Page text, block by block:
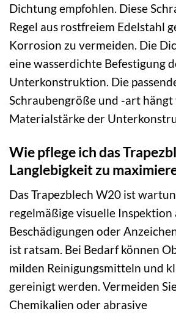
Dichtung empfohlen. Diese
Regel aus rostfreiem Edelstahl
Korrosion zu vermeiden. Die
eine wasserdichte Befestigung
Unterkonstruktion. Die
Schraubengröße und -art hängt
Materialstärke der
Wie pflege ich das
Langlebigkeit zu
Das Trapezblech W20 ist
regelmäßige visuelle Inspektion
Beschädigungen oder
ist ratsam. Bei Bedarf können
milden Reinigungsmitteln und
gereinigt werden. Vermeiden
Chemikalien oder abrasive